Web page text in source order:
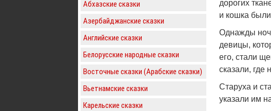
Абхазские сказки
Азербайджанские сказки
Английские сказки
Белорусские народные сказки
Восточные сказки (Арабские сказки)
Вьетнамские сказки
Карельские сказки
дорогих
и кошка
Однажды
девицы,
его, стали
сказали, где
Старуха и
указали им